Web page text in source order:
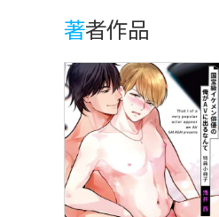
著者作品